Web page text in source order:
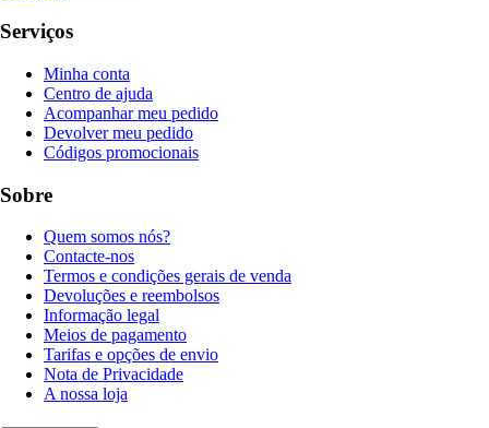
Serviços
Minha conta
Centro de ajuda
Acompanhar meu pedido
Devolver meu pedido
Códigos promocionais
Sobre
Quem somos nós?
Contacte-nos
Termos e condições gerais de venda
Devoluções e reembolsos
Informação legal
Meios de pagamento
Tarifas e opções de envio
Nota de Privacidade
A nossa loja